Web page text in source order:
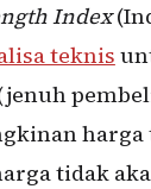
Index
teknis
harga
tidak